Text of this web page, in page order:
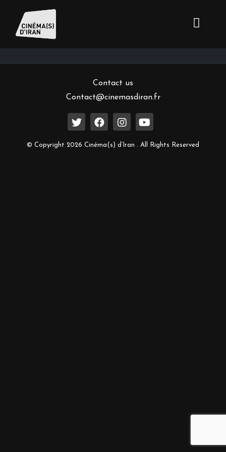
Inscrivez-vous à notre newsletter
Contact us
Contact@cinemasdiran.fr
© Copyright 2026 Cinéma(s) d’Iran . All Rights Reserved